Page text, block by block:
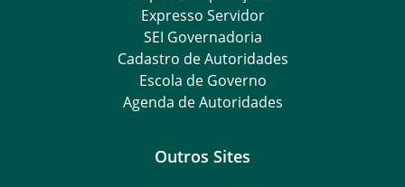
Expresso Servidor
SEI Governadoria
Cadastro de Autoridades
Escola de Governo
Agenda de Autoridades
Outros Sites